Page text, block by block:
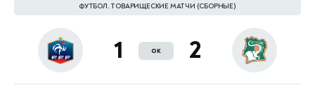
ФУТБОЛ. ТОВАРИЩЕСКИЕ МАТЧИ (СБОРНЫЕ)
1 ок 2